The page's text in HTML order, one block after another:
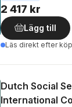
2 417 kr
Lägg till
Läs direkt efter köp
Dutch Social
International